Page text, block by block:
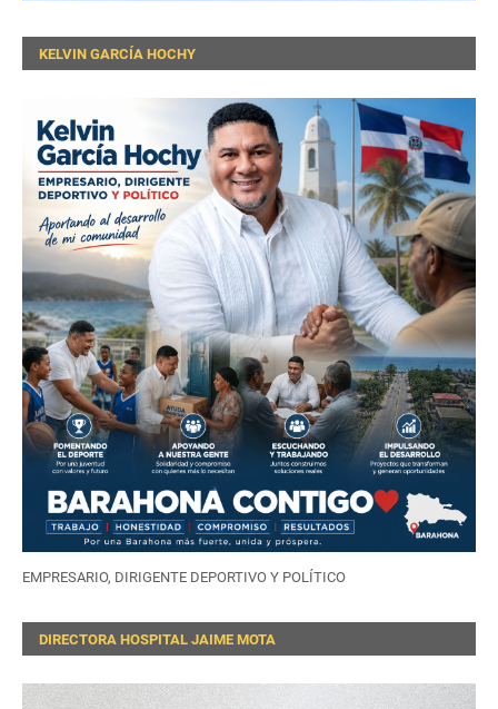
KELVIN GARCÍA HOCHY
EMPRESARIO, DIRIGENTE DEPORTIVO Y POLÍTICO
DIRECTORA HOSPITAL JAIME MOTA